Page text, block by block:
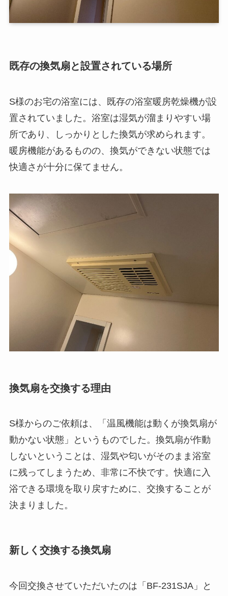
既存の換気扇と設置されている場所
S様のお宅の浴室には、既存の浴室暖房乾燥機が設
置されていました。浴室は湿気が溜まりやすい場
所であり、しっかりとした換気が求められます。
暖房機能があるものの、換気ができない状態では
快適さが十分に保てません。
換気扇を交換する理由
S様からのご依頼は、「温風機能は動くが換気扇が
動かない状態」というものでした。換気扇が作動
しないということは、湿気や匂いがそのまま浴室
に残ってしまうため、非常に不快です。快適に入
浴できる環境を取り戻すために、交換することが
決まりました。
新しく交換する換気扇
今回交換させていただいたのは「BF-231SJA」と